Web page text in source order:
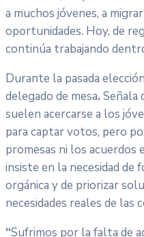
a muchos jóvenes, a
oportunidades. Hoy, de
continúa trabajando
Durante la pasada
delegado de mesa. Señala
suelen acercarse a los
para captar votos, pero
promesas ni los acuerdos
insiste en la necesidad
orgánica y de priorizar
necesidades reales de las
“Sufrimos por la falta de